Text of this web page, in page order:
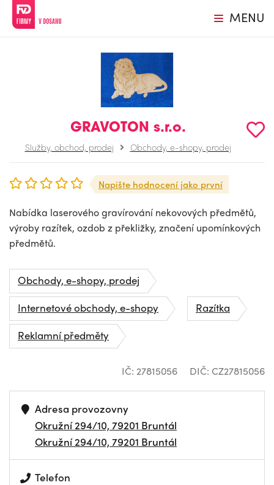
MENU
GRAVOTON s.r.o.
Služby, obchod, prodej Obchody, e-shopy, prodej
Napište hodnocení jako první
Nabídka laserového gravírování nekovových předmětů,
výroby razítek, ozdob z překližky, značení upomínkových
předmětů.
Obchody, e-shopy, prodej
Internetové obchody, e-shopy
Razítka
Reklamní předměty
IČ: 27815056 DIČ: CZ27815056
Adresa provozovny
Okružní 294/10, 79201 Bruntál
Okružní 294/10, 79201 Bruntál
Telefon